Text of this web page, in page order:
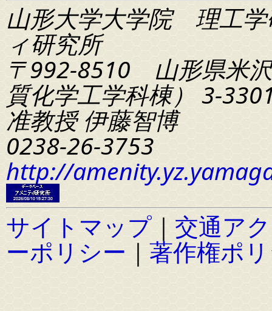
山形大学大学院 理工学
ィ研究所
〒992-8510 山形県米
質化学工学科棟） 3-
准教授 伊藤智博
0238-26-3753
http://
サイトマップ ｜ 交通ア
ーポリシー ｜ 著作権ポ